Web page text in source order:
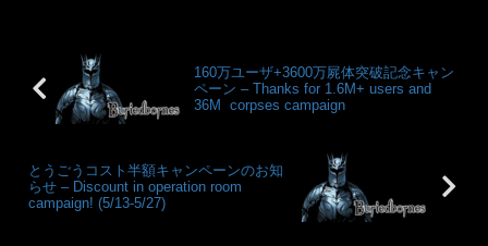
160万ユーザ+3600万屍体突破記念キャン
ペーン – Thanks for 1.6M+ users and
36M corpses campaign
とうごうコスト半額キャンペーンのお知
らせ – Discount in operation room
campaign! (5/13-5/27)